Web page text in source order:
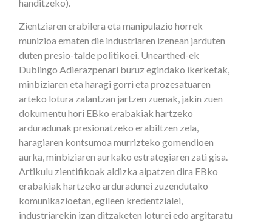
handitzeko).
Zientziaren erabilera eta manipulazio horrek
munizioa ematen die industriaren izenean jarduten
duten presio-talde politikoei. Unearthed-ek
Dublingo Adierazpenari buruz egindako ikerketak,
minbiziaren eta haragi gorri eta prozesatuaren
arteko lotura zalantzan jartzen zuenak, jakin zuen
dokumentu hori EBko erabakiak hartzeko
arduradunak presionatzeko erabiltzen zela,
haragiaren kontsumoa murrizteko gomendioen
aurka, minbiziaren aurkako estrategiaren zati gisa.
Artikulu zientifikoak aldizka aipatzen dira EBko
erabakiak hartzeko arduradunei zuzendutako
komunikazioetan, egileen kredentzialei,
industriarekin izan ditzaketen loturei edo argitaratu